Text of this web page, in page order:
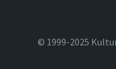
© 1999-2025